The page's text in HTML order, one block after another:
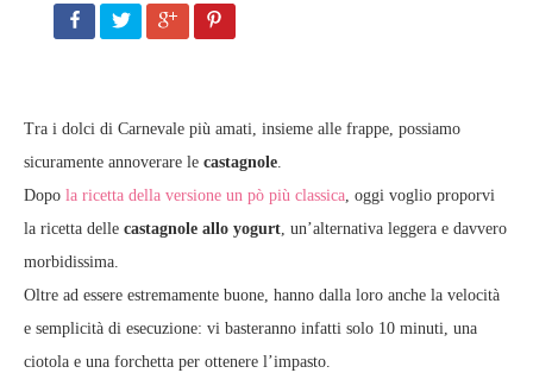
Tra i dolci di Carnevale più amati, insieme alle frappe, possiamo
sicuramente annoverare le castagnole.
Dopo la ricetta della versione un pò più classica, oggi voglio proporvi
la ricetta delle castagnole allo yogurt, un’alternativa leggera e davvero
morbidissima.
Oltre ad essere estremamente buone, hanno dalla loro anche la velocità
e semplicità di esecuzione: vi basteranno infatti solo 10 minuti, una
ciotola e una forchetta per ottenere l’impasto.